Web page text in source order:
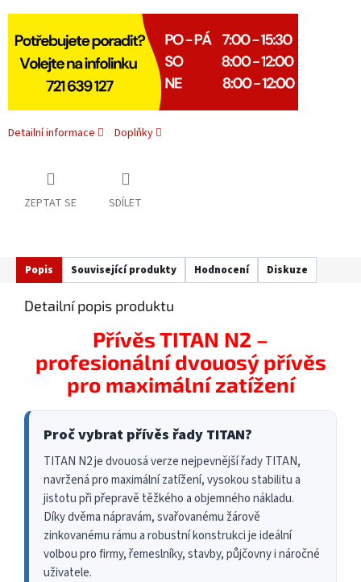
Detailní informace Doplňky
ZEPTAT SE SDÍLET
Popis Související produkty Hodnocení Diskuze
Detailní popis produktu
Přívěs TITAN N2 –
profesionální dvouosý přívěs
pro maximální zatížení
Proč vybrat přívěs řady TITAN?
TITAN N2 je dvouosá verze nejpevnější řady TITAN,
navržená pro maximální zatížení, vysokou stabilitu a
jistotu při přepravě těžkého a objemného nákladu.
Díky dvěma nápravám, svařovanému žárově
zinkovanému rámu a robustní konstrukci je ideální
volbou pro firmy, řemeslníky, stavby, půjčovny i náročné
uživatele.